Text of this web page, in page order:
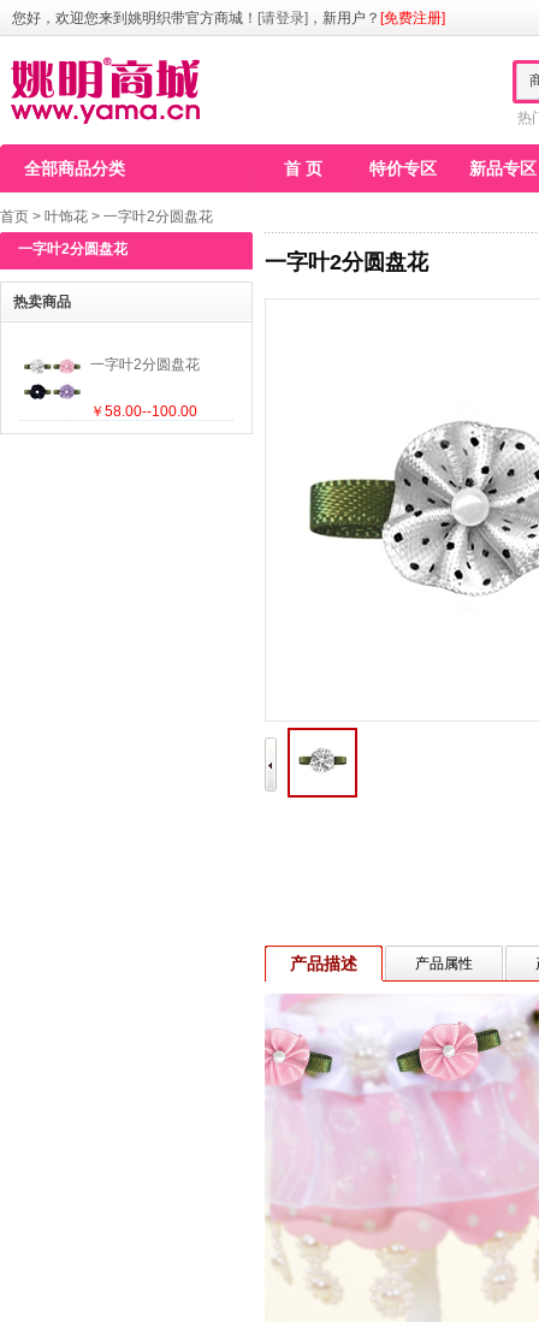
您好，欢迎您来到姚明织带官方商城！ [请登录] ，新用户？ [免费注册]
热
全部商品分类 首 页 特价专区 新品专区
首页 > 叶饰花 > 一字叶2分圆盘花
一字叶2分圆盘花
产品描述 产品属性
一字叶2分圆盘花
热卖商品
一字叶2分圆盘花
￥58.00--100.00